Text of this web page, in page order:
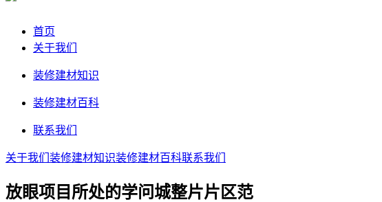
首页
关于我们
装修建材知识
装修建材百科
联系我们
关于我们 装修建材知识装修建材百科联系我们
放眼项目所处的学问城整片片区范